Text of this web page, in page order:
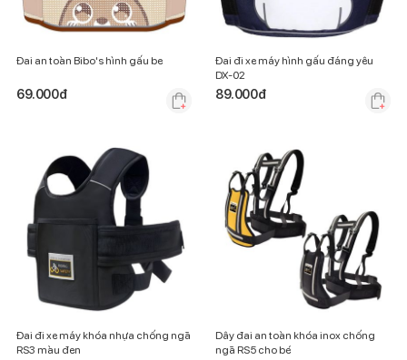
Đai an toàn Bibo's hình gấu be
69.000đ
Đai đi xe máy hình gấu đáng yêu
DX-02
89.000đ
Đai đi xe máy khóa nhựa chống ngã
RS3 màu đen
Dây đai an toàn khóa inox chống
ngã RS5 cho bé